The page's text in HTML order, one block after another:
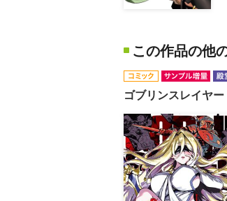
この作品の他
ゴブリンスレイヤー